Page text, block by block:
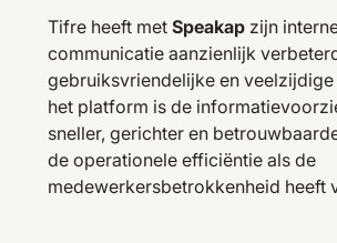
Tifre heeft met Speakapzijn
communicatie aanzienlijk
gebruiksvriendelijke en
het platform is de
sneller, gerichter en
de operationele efficiëntie als de
medewerkersbetrokkenheid heeft